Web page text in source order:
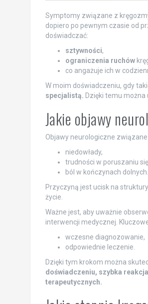
Symptomy związane z
dopiero po pewnym czasie od
doświadczać:
sztywności,
ograniczenia ruchów
co angażuje ich w
W moim doświadczeniu, gdy
specjalistą. Dzięki temu można
Jakie objawy
Objawy neurologiczne
niedowłady,
trudności w poruszaniu
ból w kończynach dolnych.
Przyczyną jest ucisk na
życie.
Ważne jest, aby uważnie
interwencji medycznej.
wczesne diagnozowanie,
odpowiednie leczenie.
Dzięki tym krokom można
doświadczeniu, szybka
terapeutycznych.